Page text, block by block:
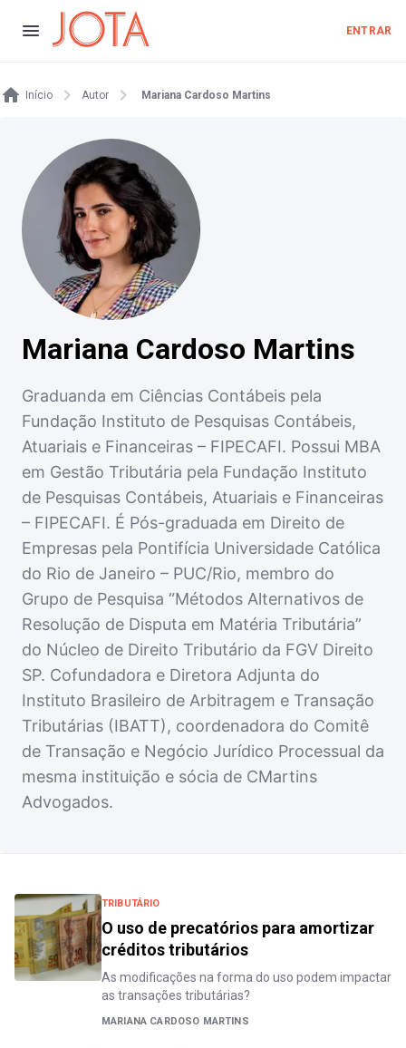
ENTRAR
Início Autor Mariana Cardoso Martins
Mariana Cardoso Martins
Graduanda em Ciências Contábeis pela
Fundação Instituto de Pesquisas Contábeis,
Atuariais e Financeiras – FIPECAFI. Possui MBA
em Gestão Tributária pela Fundação Instituto
de Pesquisas Contábeis, Atuariais e Financeiras
– FIPECAFI. É Pós-graduada em Direito de
Empresas pela Pontifícia Universidade Católica
do Rio de Janeiro – PUC/Rio, membro do
Grupo de Pesquisa “Métodos Alternativos de
Resolução de Disputa em Matéria Tributária”
do Núcleo de Direito Tributário da FGV Direito
SP. Cofundadora e Diretora Adjunta do
Instituto Brasileiro de Arbitragem e Transação
Tributárias (IBATT), coordenadora do Comitê
de Transação e Negócio Jurídico Processual da
mesma instituição e sócia de CMartins
Advogados.
TRIBUTÁRIO
O uso de precatórios para amortizar
créditos tributários
As modificações na forma do uso podem impactar
as transações tributárias?
MARIANA CARDOSO MARTINS